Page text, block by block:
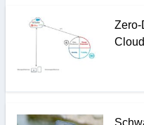
Zero-
Cloud